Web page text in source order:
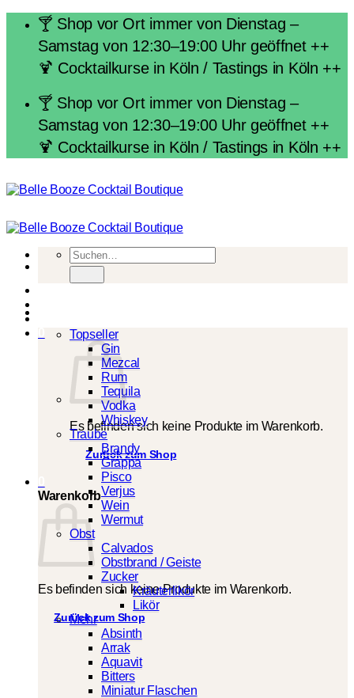
springen
🍸 Shop vor Ort immer von Dienstag –
Samstag von 12:30–19:00 Uhr geöffnet ++
🍹 Cocktailkurse in Köln / Tastings in Köln ++
🍸 Shop vor Ort immer von Dienstag –
Samstag von 12:30–19:00 Uhr geöffnet ++
🍹 Cocktailkurse in Köln / Tastings in Köln ++
Suchen
nach:
Es befinden sich keine Produkte im Warenkorb.
Zurück zum Shop
Warenkorb
Es befinden sich keine Produkte im Warenkorb.
Zurück zum Shop
Topseller
Gin
Mezcal
Rum
Tequila
Vodka
Whiskey
Traube
Brandy
Grappa
Pisco
Verjus
Wein
Wermut
Obst
Calvados
Obstbrand / Geiste
Zucker
Kräuterlikör
Likör
Mehr
Absinth
Arrak
Aquavit
Bitters
Miniatur Flaschen